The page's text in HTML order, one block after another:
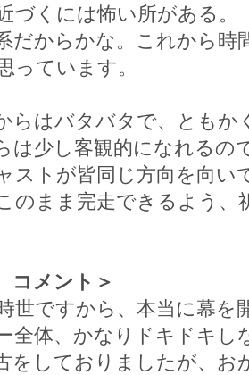
づくには怖い所がある。
だからかな。これから時
っています。
らはバタバタで、ともか
は少し客観的になれるの
ストが皆同じ方向を向い
のまま完走できるよう、
コメント＞
世ですから、本当に幕を
全体、かなりドキドキし
をしておりましたが、お